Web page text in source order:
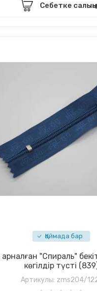
Себетке
Қоймада бар
арналған "Спираль"
көгілдір түсті
Артикулы: zms204/